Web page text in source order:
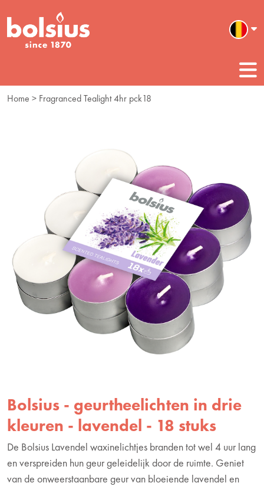
Home > Fragranced Tealight 4hr pck18
Bolsius - geurtheelichten in drie
kleuren - lavendel - 18 stuks
De Bolsius Lavendel waxinelichtjes branden tot wel 4 uur lang
en verspreiden hun geur geleidelijk door de ruimte. Geniet
van de onweerstaanbare geur van bloeiende lavendel en